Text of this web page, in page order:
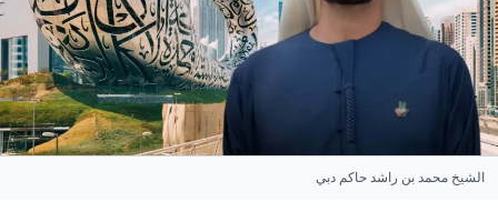
الشيخ محمد بن راشد حاكم دبي